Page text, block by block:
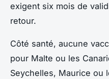
exigent six mois de
retour.
Côté santé, aucune
pour Malte ou les
Seychelles, Maurice ou